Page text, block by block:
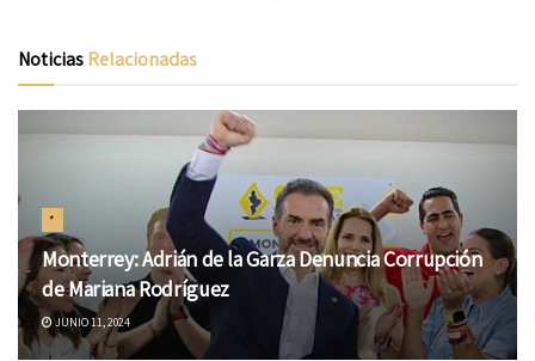
NoticiasRelacionadas
*
Monterrey: Adrián de la Garza Denuncia Corrupción
de Mariana Rodríguez
JUNIO 11, 2024